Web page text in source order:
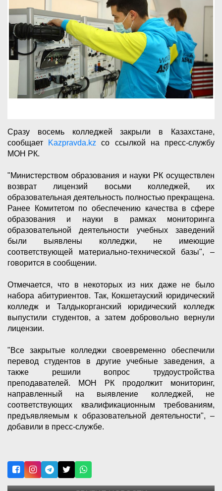
Сразу восемь колледжей закрыли в Казахстане,
сообщает
Kazpravda.kz со ссылкой на пресс-службу
МОН РК.
"Министерством образования и науки РК осуществлен
возврат лицензий восьми колледжей, их
образовательная деятельность полностью прекращена.
Ранее Комитетом по обеспечению качества в сфере
образования и науки в рамках мониторинга
образовательной деятельности учебных заведений
были выявлены колледжи, не имеющие
соответствующей материально-технической базы", –
говорится в сообщении.
Отмечается, что в некоторых из них даже не было
набора абитуриентов. Так, Кокшетауский юридический
колледж и Талдыкорганский юридический колледж
выпустили студентов, а затем добровольно вернули
лицензии.
"Все закрытые колледжи своевременно обеспечили
перевод студентов в другие учебные заведения, а
также решили вопрос трудоустройства
преподавателей. МОН РК продолжит мониторинг,
направленный на выявление колледжей, не
соответствующих квалификационным требованиям,
предъявляемым к образовательной деятельности", –
добавили в пресс-службе.